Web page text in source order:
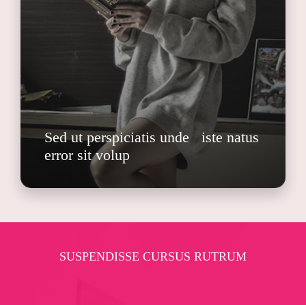
Sed ut perspiciatis unde iste natus
error sit volup
SUSPENDISSE CURSUS RUTRUM